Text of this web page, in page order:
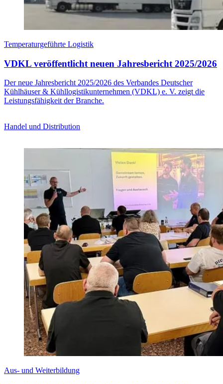
Temperaturgeführte Logistik
VDKL veröffentlicht neuen Jahresbericht 2025/2026
Der neue Jahresbericht 2025/2026 des Verbandes Deutscher
Kühlhäuser & Kühllogistikunternehmen (VDKL) e. V. zeigt die
Leistungsfähigkeit der Branche.
Handel und Distribution
Aus- und Weiterbildung